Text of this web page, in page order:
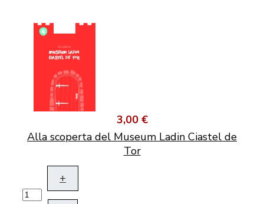
3,00 €
Alla scoperta del Museum Ladin Ciastel de
Tor
+